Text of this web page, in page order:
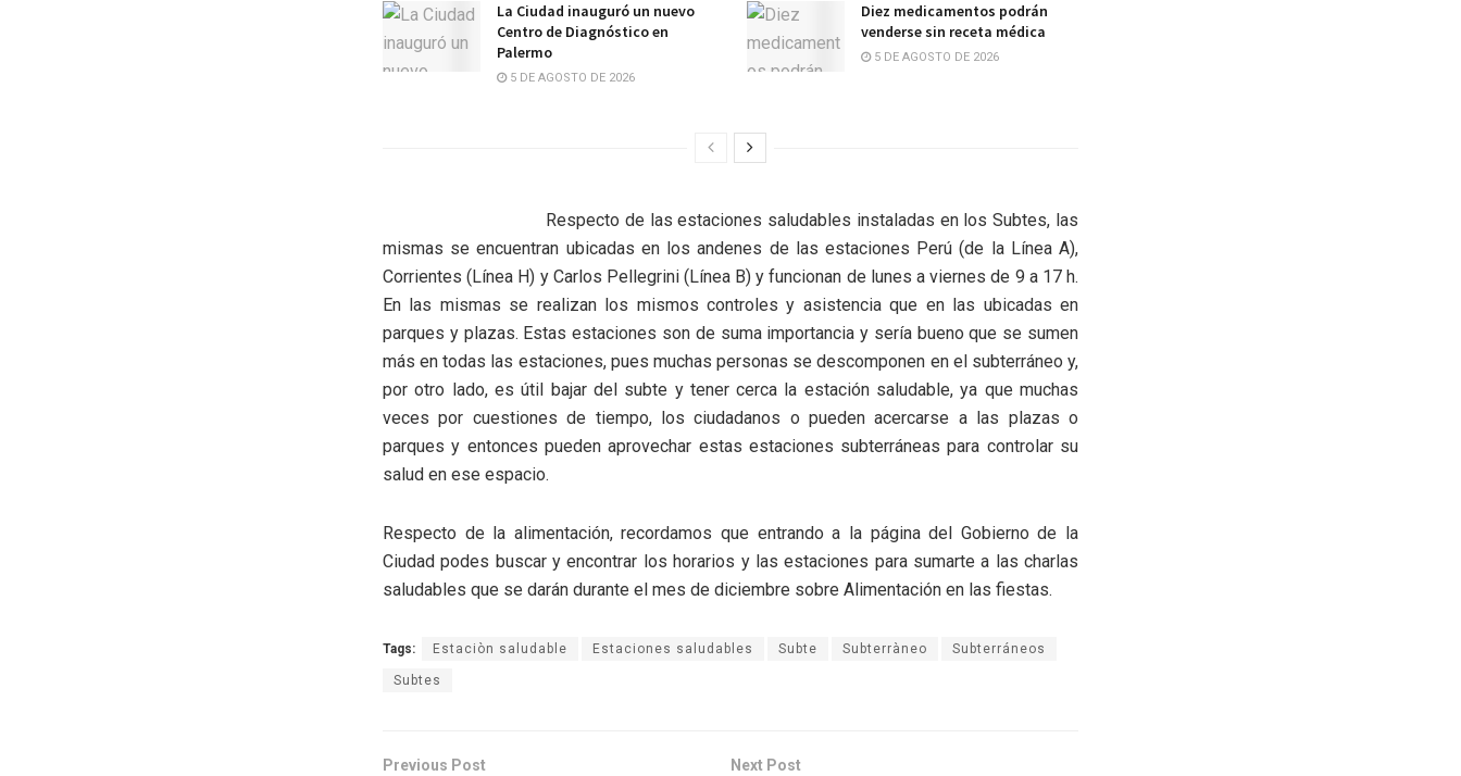
La Ciudad inauguró un nuevo
Centro de Diagnóstico en
Palermo
5 DE AGOSTO DE 2026
Diez medicamentos podrán
venderse sin receta médica
5 DE AGOSTO DE 2026
Respecto de las estaciones saludables instaladas en los Subtes, las
mismas se encuentran ubicadas en los andenes de las estaciones Perú (de la Línea A),
Corrientes (Línea H) y Carlos Pellegrini (Línea B) y funcionan de lunes a viernes de 9 a 17 h.
En las mismas se realizan los mismos controles y asistencia que en las ubicadas en
parques y plazas. Estas estaciones son de suma importancia y sería bueno que se sumen
más en todas las estaciones, pues muchas personas se descomponen en el subterráneo y,
por otro lado, es útil bajar del subte y tener cerca la estación saludable, ya que muchas
veces por cuestiones de tiempo, los ciudadanos o pueden acercarse a las plazas o
parques y entonces pueden aprovechar estas estaciones subterráneas para controlar su
salud en ese espacio.
Respecto de la alimentación, recordamos que entrando a la página del Gobierno de la
Ciudad podes buscar y encontrar los horarios y las estaciones para sumarte a las charlas
saludables que se darán durante el mes de diciembre sobre Alimentación en las fiestas.
Tags: Estaciòn saludable Estaciones saludables Subte Subterràneo Subterráneos
Subtes
Previous Post Next Post